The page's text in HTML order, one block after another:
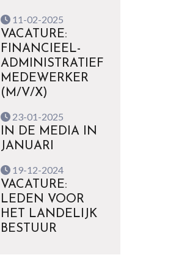
11-02-2025
VACATURE:
FINANCIEEL-
ADMINISTRATIEF
MEDEWERKER
(M/V/X)
23-01-2025
IN DE MEDIA IN
JANUARI
19-12-2024
VACATURE:
LEDEN VOOR
HET LANDELIJK
BESTUUR